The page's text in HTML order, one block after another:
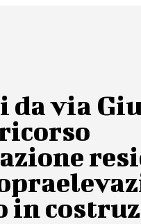
da via
in